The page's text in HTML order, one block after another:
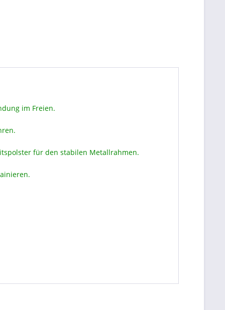
im Freien.
für den stabilen Metallrahmen.